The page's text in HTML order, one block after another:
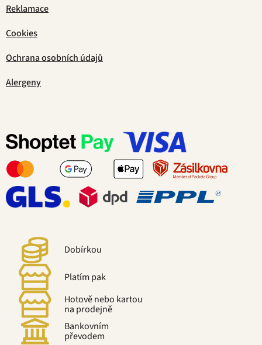
Reklamace
Cookies
Ochrana osobních údajů
Alergeny
Dobírkou
Platím pak
Hotově nebo kartou
na prodejně
Bankovním
převodem